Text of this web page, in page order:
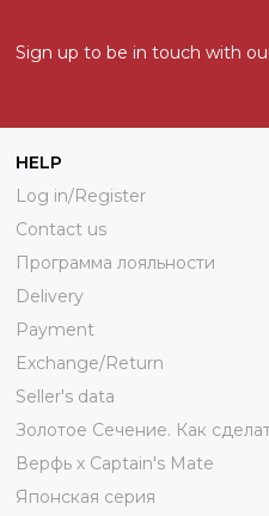
Sign up to be in touch with
HELP
Log in/Register
Contact us
Программа лояльности
Delivery
Payment
Exchange/Return
Seller's data
Золотое Сечение. Как
Верфь х Captain's Mate
Японская серия